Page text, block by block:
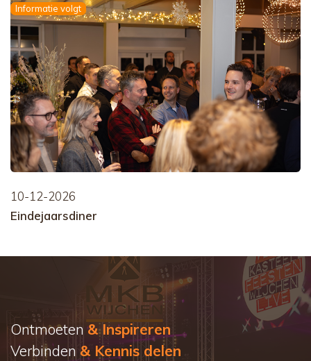
Informatie volgt
10-12-2026
Eindejaarsdiner
Ontmoeten & Inspireren
Verbinden & Kennis delen